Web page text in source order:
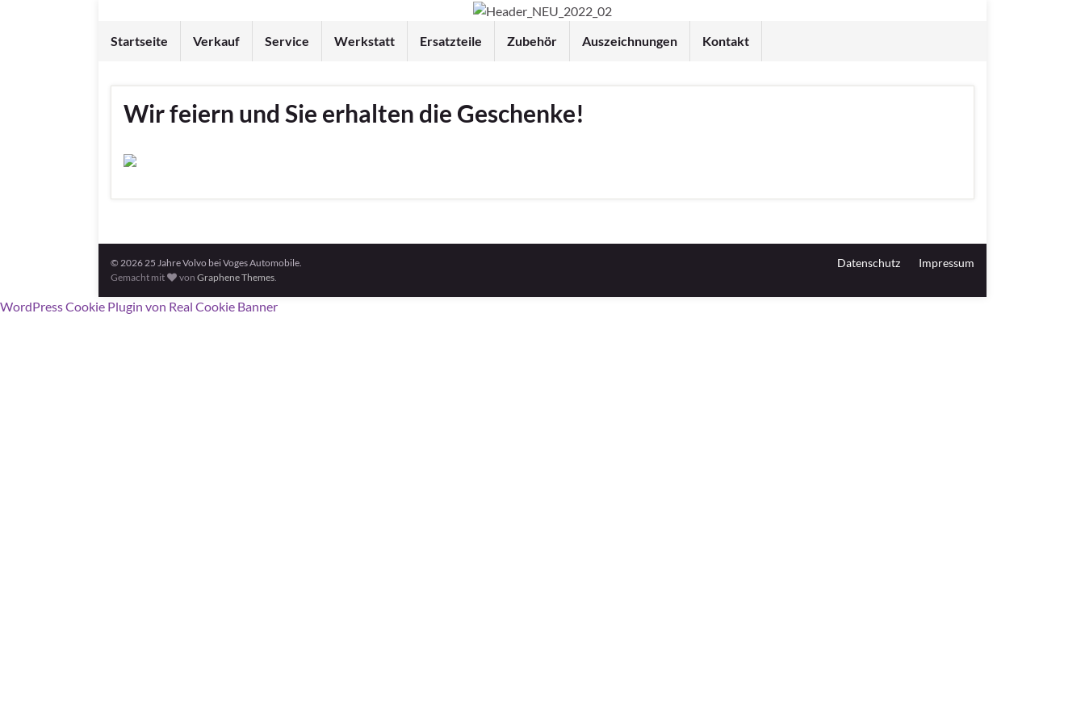
Startseite Verkauf Service Werkstatt Ersatzteile Zubehör Auszeichnungen Kontakt
Wir feiern und Sie erhalten die Geschenke!
Datenschutz Impressum
© 2026 25 Jahre Volvo bei Voges Automobile.
Gemacht mit
vonGraphene Themes
WordPress Cookie Plugin von Real Cookie Banner